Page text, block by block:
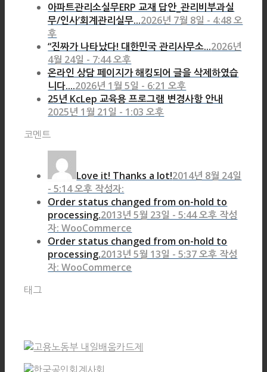
아파트관리소실무ERP 교재 답안_관리비부과실
무/인사’회계관리실무...2026년 7월 8일 - 4:48 오
후
“진짜가 나타났다! 대한민국 관리사무소...2026년
4월 24일 - 7:44 오후
온라인 상담 페이지가 해킹되어 글을 삭제하였습
니다....2026년 1월 5일 - 6:21 오후
25년 KcLep 교육용 프로그램 변경사항 안내
2025년 1월 21일 - 1:03 오후
코멘트
Love it! Thanks a lot!2014년 8월 24일
- 5:14 오후 작성자:
Order status changed from on-hold to
processing.2013년 5월 23일 - 5:44 오후 작성
자: WooCommerce
Order status changed from on-hold to
processing.2013년 5월 13일 - 5:37 오후 작성
자: WooCommerce
태그